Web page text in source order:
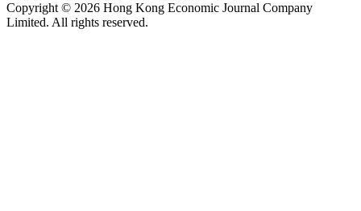
Copyright © 2026 Hong Kong Economic Journal Company
Limited. All rights reserved.